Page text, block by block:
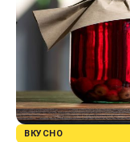
ВКУСНО